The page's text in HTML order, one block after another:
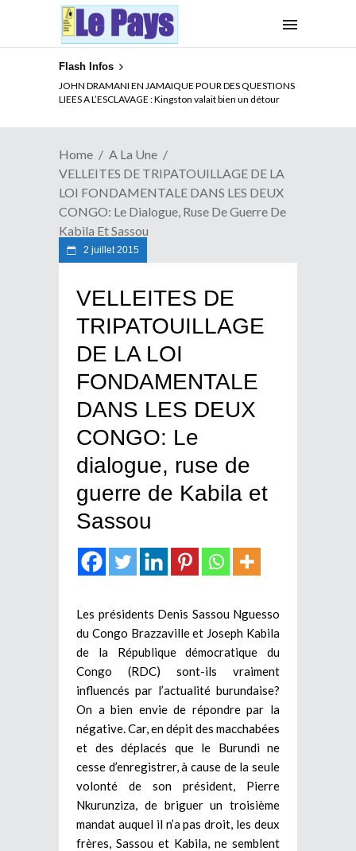
Flash Infos
JOHN DRAMANI EN JAMAIQUE POUR DES QUESTIONS
LIEES A L’ESCLAVAGE : Kingston valait bien un détour
ELECTION DE TALON A LA TETE DU SENAT BENINOIS :
Quand Patrice quitte le pouvoir sans partir !
Home
A La Une
VELLEITES DE TRIPATOUILLAGE DE LA
LOI FONDAMENTALE DANS LES DEUX
CONGO: Le Dialogue, Ruse De Guerre De
Kabila Et Sassou
2 juillet 2015
VELLEITES DE
TRIPATOUILLAGE
DE LA LOI
FONDAMENTALE
DANS LES DEUX
CONGO: Le
dialogue, ruse de
guerre de Kabila et
Sassou
Les présidents Denis Sassou Nguesso
du Congo Brazzaville et Joseph Kabila
de la République démocratique du
Congo (RDC) sont-ils vraiment
influencés par l’actualité burundaise?
On a bien envie de répondre par la
négative. Car, en dépit des macchabées
et des déplacés que le Burundi ne
cesse d’enregistrer, à cause de la seule
volonté de son président, Pierre
Nkurunziza, de briguer un troisième
mandat auquel il n’a pas droit, les deux
frères, Sassou et Kabila, ne semblent